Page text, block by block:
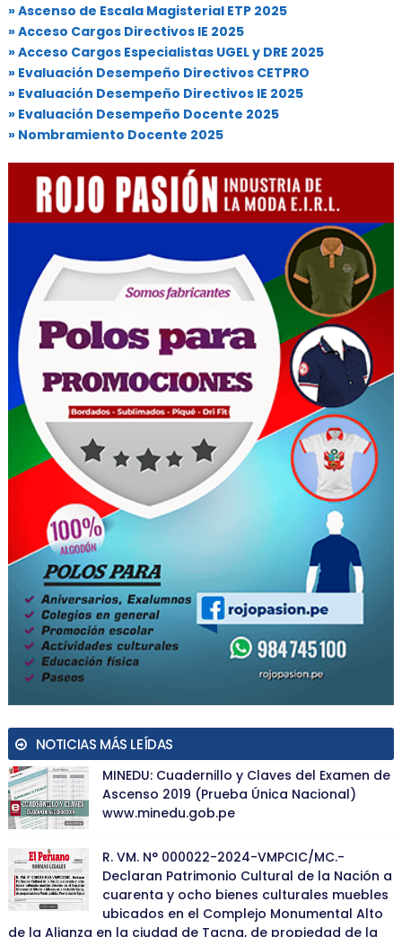
» Ascenso de Escala Magisterial ETP 2025
» Acceso Cargos Directivos IE 2025
» Acceso Cargos Especialistas UGEL y DRE 2025
» Evaluación Desempeño Directivos CETPRO
» Evaluación Desempeño Directivos IE 2025
» Evaluación Desempeño Docente 2025
» Nombramiento Docente 2025
NOTICIAS MÁS LEÍDAS
MINEDU: Cuadernillo y Claves del Examen de
Ascenso 2019 (Prueba Única Nacional)
www.minedu.gob.pe
R. VM. N° 000022-2024-VMPCIC/MC.-
Declaran Patrimonio Cultural de la Nación a
cuarenta y ocho bienes culturales muebles
ubicados en el Complejo Monumental Alto
de la Alianza en la ciudad de Tacna, de propiedad de la